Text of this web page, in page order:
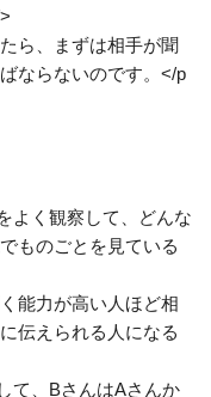
ら、まずは相手が聞
ならないのです。</p
よく観察して、どんな
ものごとを見ている
能力が高い人ほど相
伝えられる人になる
て、BさんはAさんか